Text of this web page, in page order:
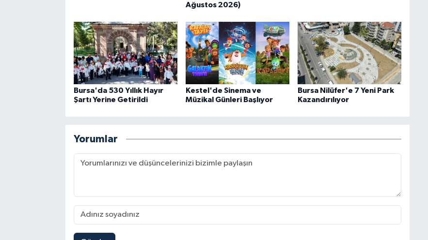
Ağustos 2026)
Bursa'da 530 Yıllık Hayır
Şartı Yerine Getirildi
Kestel'de Sinema ve
Müzikal Günleri Başlıyor
Bursa Nilüfer'e 7 Yeni Park
Kazandırılıyor
Yorumlar